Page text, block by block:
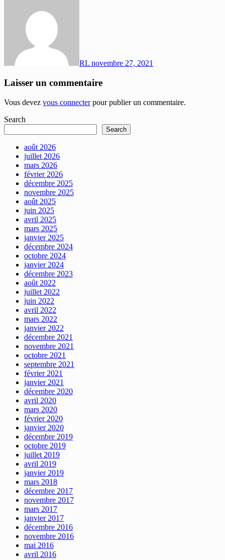
RL novembre 27, 2021
Laisser un commentaire
Vous devez vous connecterpour publier un commentaire.
Search
Search
août 2026
juillet 2026
mars 2026
février 2026
décembre 2025
novembre 2025
août 2025
juin 2025
avril 2025
mars 2025
janvier 2025
décembre 2024
octobre 2024
janvier 2024
décembre 2023
août 2022
juillet 2022
juin 2022
avril 2022
mars 2022
janvier 2022
décembre 2021
novembre 2021
octobre 2021
septembre 2021
février 2021
janvier 2021
décembre 2020
avril 2020
mars 2020
février 2020
janvier 2020
décembre 2019
octobre 2019
juillet 2019
avril 2019
janvier 2019
mars 2018
décembre 2017
novembre 2017
mars 2017
janvier 2017
décembre 2016
novembre 2016
mai 2016
avril 2016